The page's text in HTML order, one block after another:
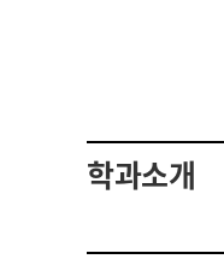
학과소개